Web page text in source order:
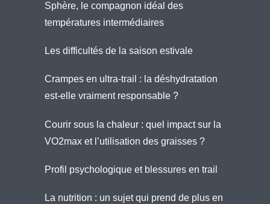
Sphère, le compagnon idéal des
températures intermédiaires
Les difficultés de la saison estivale
Crampes en ultra-trail : la déshydratation
est-elle vraiment responsable ?
Courir sous la chaleur : quel impact sur la
VO2max et l’utilisation des graisses ?
Profil psychologique et blessures en trail
La nutrition : un sujet qui prend de plus en